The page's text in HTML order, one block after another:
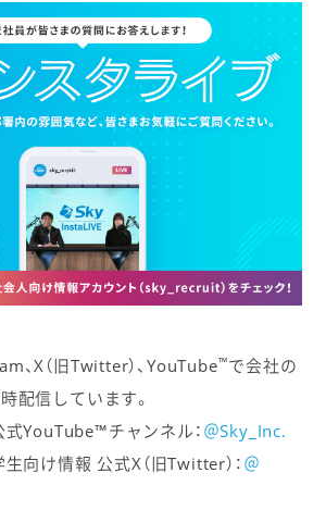
、X（旧Twitter）、YouTube™で会社の
配信しています。
YouTube™チャンネル： ＠Sky_Inc.
向け情報 公式X（旧Twitter）： ＠